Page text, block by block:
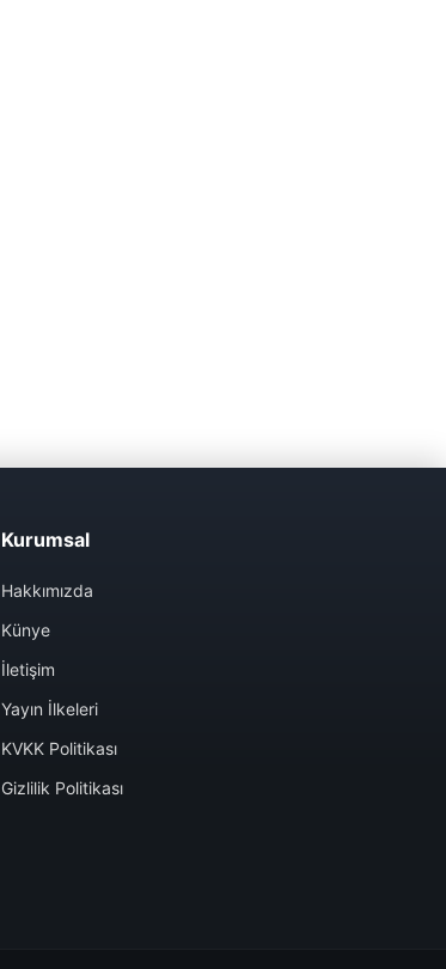
Kurumsal
Hakkımızda
Künye
İletişim
Yayın İlkeleri
KVKK Politikası
Gizlilik Politikası